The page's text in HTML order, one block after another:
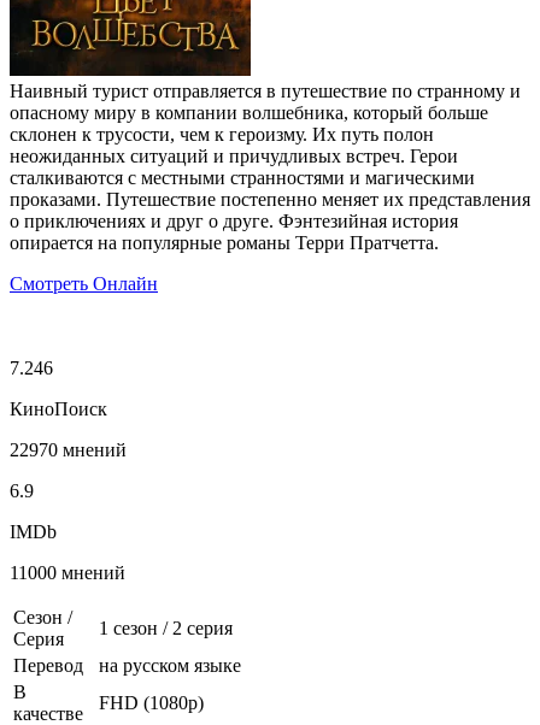
Наивный турист отправляется в путешествие по странному и
опасному миру в компании волшебника, который больше
склонен к трусости, чем к героизму. Их путь полон
неожиданных ситуаций и причудливых встреч. Герои
сталкиваются с местными странностями и магическими
проказами. Путешествие постепенно меняет их представления
о приключениях и друг о друге. Фэнтезийная история
опирается на популярные романы Терри Пратчетта.
Смотреть Онлайн
7.246
КиноПоиск
22970 мнений
6.9
IMDb
11000 мнений
Сезон /
Серия
1 сезон / 2 серия
Перевод
на русском языке
В
качестве
FHD (1080p)